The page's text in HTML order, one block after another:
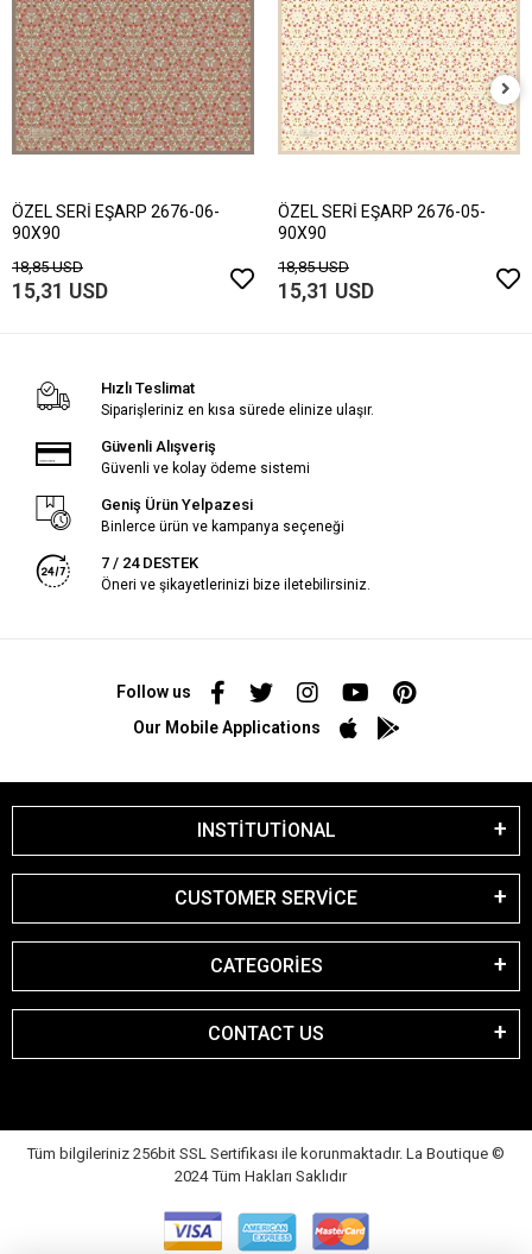
ÖZEL SERİ EŞARP 2676-06-
90X90
18,85 USD
15,31 USD
ÖZEL SERİ EŞARP 2676-05-
90X90
18,85 USD
15,31 USD
Hızlı Teslimat
Siparişleriniz en kısa sürede elinize ulaşır.
Güvenli Alışveriş
Güvenli ve kolay ödeme sistemi
Geniş Ürün Yelpazesi
Binlerce ürün ve kampanya seçeneği
7 / 24 DESTEK
Öneri ve şikayetlerinizi bize iletebilirsiniz.
Follow us
Our Mobile Applications
INSTİTUTİONAL
CUSTOMER SERVİCE
CATEGORİES
CONTACT US
Tüm bilgileriniz 256bit SSL Sertifikası ile korunmaktadır. La Boutique ©
2024 Tüm Hakları Saklıdır